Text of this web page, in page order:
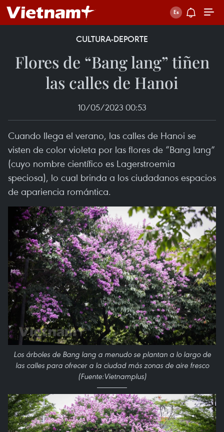
CULTURA-DEPORTE
Flores de “Bang lang” tiñen
las calles de Hanoi
10/05/2023 00:53
Cuando llega el verano, las calles de Hanoi se
visten de color violeta por las flores de “Bang lang”
(cuyo nombre científico es Lagerstroemia
speciosa), lo cual brinda a los ciudadanos espacios
de apariencia romántica.
Los árboles de Bang lang a menudo se plantan a lo largo de
las calles para ofrecer a la ciudad más zonas de aire fresco
(Fuente:Vietnamplus)